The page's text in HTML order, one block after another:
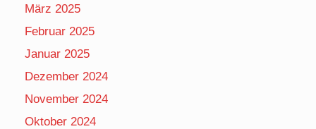
März 2025
Februar 2025
Januar 2025
Dezember 2024
November 2024
Oktober 2024